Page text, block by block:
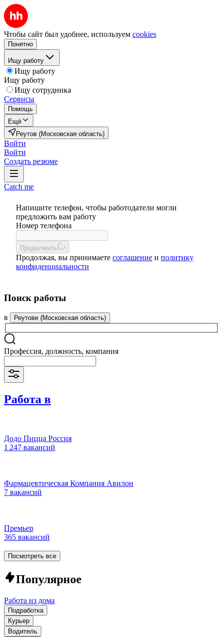
Чтобы сайт был удобнее, используем cookies
Понятно
Ищу работу
Ищу работу
Ищу работу
Ищу сотрудника
Сервисы
Помощь
Ещё
Реутов (Московская область)
Войти
Войти
Создать резюме
Catch me
Напишите телефон, чтобы работодатели могли
предложить вам работу
Номер телефона
Продолжить
Продолжая, вы принимаете соглашение и политику
конфиденциальности
Поиск работы
в Реутове (Московская область)
Профессия, должность, компания
Работа в
Додо Пицца Россия
1 247 вакансий
Фармацевтическая Компания Авилон
7 вакансий
Премьер
365 вакансий
Посмотреть все
Популярное
Работа из дома
Подработка
Курьер
Водитель